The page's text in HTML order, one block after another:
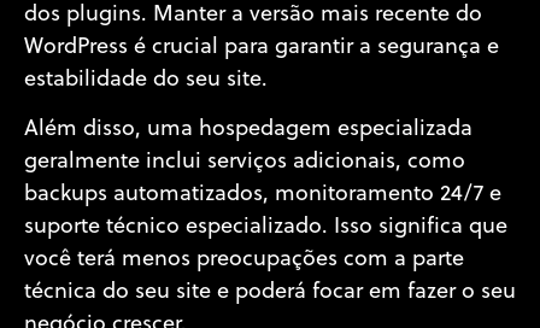
dos plugins. Manter a versão mais recente do
WordPress é crucial para garantir a segurança e
estabilidade do seu site.
Além disso, uma hospedagem especializada
geralmente inclui serviços adicionais, como
backups automatizados, monitoramento 24/7 e
suporte técnico especializado. Isso significa que
você terá menos preocupações com a parte
técnica do seu site e poderá focar em fazer o seu